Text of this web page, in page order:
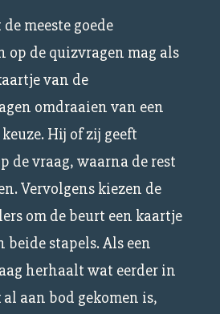
meeste goede
op de quizvragen mag als
van de
omdraaien van een
Hij of zij geeft
de vraag, waarna de rest
Vervolgens kiezen de
om de beurt een kaartje
beide stapels. Als een
herhaalt wat eerder in
aan bod gekomen is,